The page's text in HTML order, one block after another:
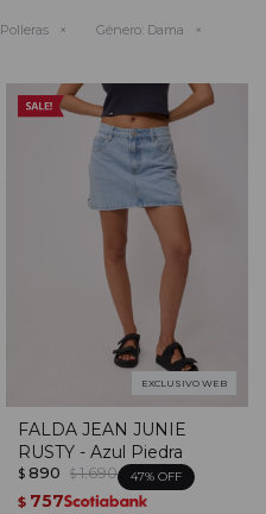
Polleras Género: Dama
EXCLUSIVO WEB
FALDA JEAN JUNIE
RUSTY - Azul Piedra
$ 890 $ 1.690 47
$ 757